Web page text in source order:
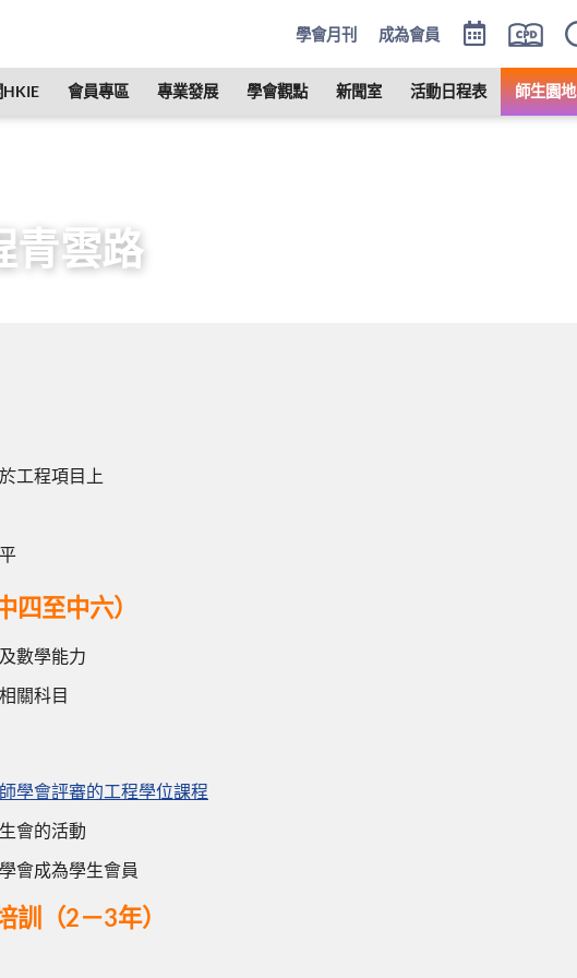
學會月刊 成為會員
會員專區 專業發展 學會觀點 新聞室 活動日程表 師生園地
青雲路
工程項目上
四至中六）
數學能力
關科目
學會評審的工程學位課程
會的活動
會成為學生會員
訓（2－3年）